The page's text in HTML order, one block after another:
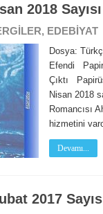
2018 Sayısı
, EDEBİYAT
Dosya:
Efendi
Çıktı
Nisan 2018
Romancısı
hizmetini
Devamı...
2017